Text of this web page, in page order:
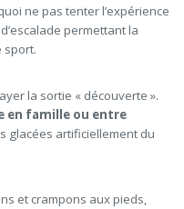
ne pas tenter l’expérience
permettant la
sport.
la sortie « découverte ».
en famille ou entre
glacées artificiellement du
et crampons aux pieds,